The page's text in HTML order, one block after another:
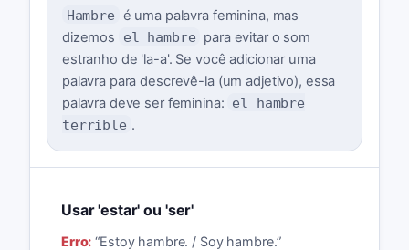
Hambre é uma palavra feminina, mas
dizemos
el hambre para evitar o som
estranho de 'la-a'. Se você adicionar uma
palavra para descrevê-la (um adjetivo), essa
palavra deve ser feminina: el hambre
terrible .
Usar 'estar' ou 'ser'
Erro: “Estoy hambre. / Soy hambre.”